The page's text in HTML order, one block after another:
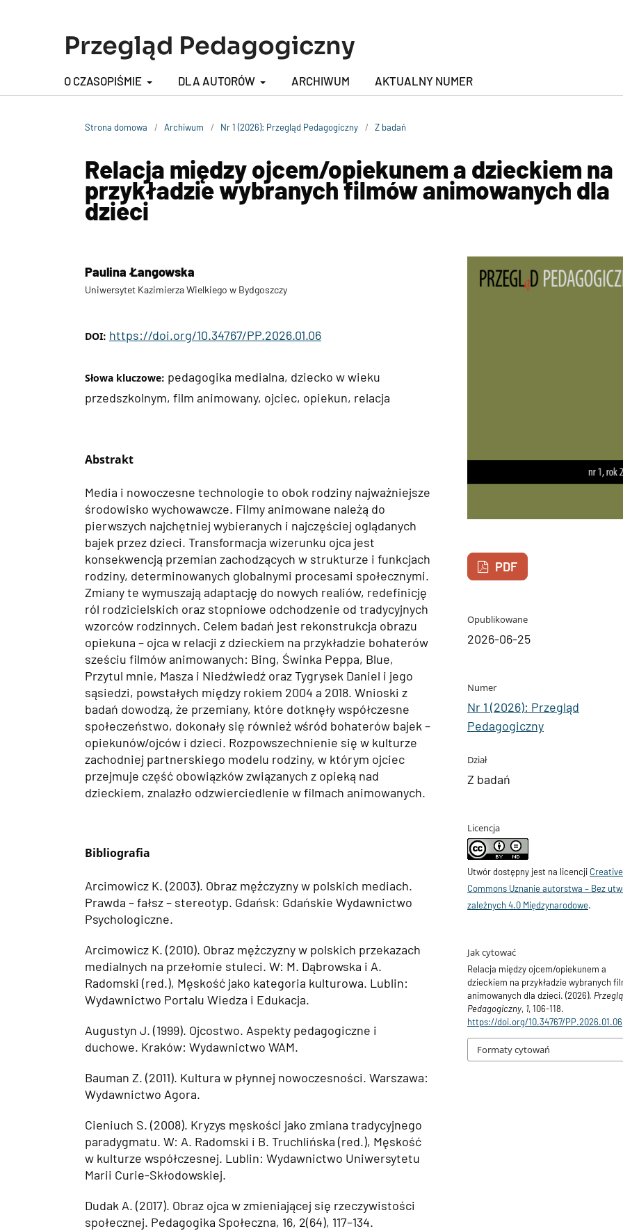
Przegląd Pedagogiczny
O CZASOPIŚMIE DLA AUTORÓW ARCHIWUM AKTUALNY NUMER
Strona domowa / Archiwum / Nr 1 (2026): Przegląd Pedagogiczny / Z badań
Relacja między ojcem/opiekunem a dzieckiem na
przykładzie wybranych filmów animowanych dla
dzieci
Paulina Łangowska
Uniwersytet Kazimierza Wielkiego w Bydgoszczy
DOI: https://doi.org/10.34767/PP.2026.01.06
Słowa kluczowe: pedagogika medialna, dziecko w wieku
przedszkolnym, film animowany, ojciec, opiekun, relacja
Abstrakt
Media i nowoczesne technologie to obok rodziny najważniejsze
środowisko wychowawcze. Filmy animowane należą do
pierwszych najchętniej wybieranych i najczęściej oglądanych
bajek przez dzieci. Transformacja wizerunku ojca jest
konsekwencją przemian zachodzących w strukturze i funkcjach
rodziny, determinowanych globalnymi procesami społecznymi.
Zmiany te wymuszają adaptację do nowych realiów, redefinicję
ról rodzicielskich oraz stopniowe odchodzenie od tradycyjnych
wzorców rodzinnych. Celem badań jest rekonstrukcja obrazu
opiekuna – ojca w relacji z dzieckiem na przykładzie bohaterów
sześciu filmów animowanych: Bing, Świnka Peppa, Blue,
Przytul mnie, Masza i Niedźwiedź oraz Tygrysek Daniel i jego
sąsiedzi, powstałych między rokiem 2004 a 2018. Wnioski z
badań dowodzą, że przemiany, które dotknęły współczesne
społeczeństwo, dokonały się również wśród bohaterów bajek –
opiekunów/ojców i dzieci. Rozpowszechnienie się w kulturze
zachodniej partnerskiego modelu rodziny, w którym ojciec
przejmuje część obowiązków związanych z opieką nad
dzieckiem, znalazło odzwierciedlenie w filmach animowanych.
Bibliografia
Arcimowicz K. (2003). Obraz mężczyzny w polskich mediach.
Prawda – fałsz – stereotyp. Gdańsk: Gdańskie Wydawnictwo
Psychologiczne.
Arcimowicz K. (2010). Obraz mężczyzny w polskich przekazach
medialnych na przełomie stuleci. W: M. Dąbrowska i A.
Radomski (red.), Męskość jako kategoria kulturowa. Lublin:
Wydawnictwo Portalu Wiedza i Edukacja.
Augustyn J. (1999). Ojcostwo. Aspekty pedagogiczne i
duchowe. Kraków: Wydawnictwo WAM.
Bauman Z. (2011). Kultura w płynnej nowoczesności. Warszawa:
Wydawnictwo Agora.
Cieniuch S. (2008). Kryzys męskości jako zmiana tradycyjnego
paradygmatu. W: A. Radomski i B. Truchlińska (red.), Męskość
w kulturze współczesnej. Lublin: Wydawnictwo Uniwersytetu
Marii Curie-Skłodowskiej.
Dudak A. (2017). Obraz ojca w zmieniającej się rzeczywistości
społecznej. Pedagogika Społeczna, 16, 2(64), 117–134.
PDF
Opublikowane
2026-06-25
Numer
Nr 1 (2026): Przegląd
Pedagogiczny
Dział
Z badań
Licencja
Utwór dostępny jest na licencji Creative
Commons Uznanie autorstwa – Bez
zależnych 4.0 Międzynarodowe.
Jak cytować
Relacja między ojcem/opiekunem a
dzieckiem na przykładzie wybranych
animowanych dla dzieci. (2026).
Pedagogiczny, 1, 106-118.
https://doi.org/10.34767/PP.2026.01.06
Formaty cytowań